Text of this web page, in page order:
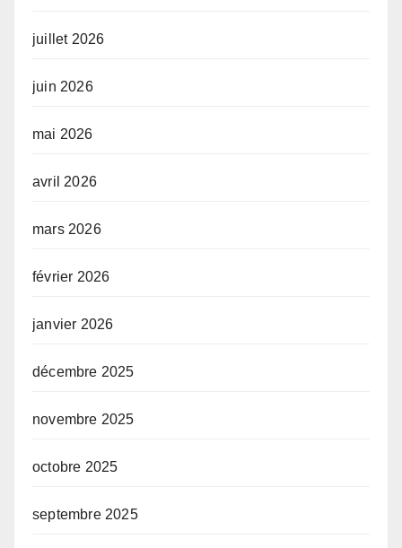
juillet 2026
juin 2026
mai 2026
avril 2026
mars 2026
février 2026
janvier 2026
décembre 2025
novembre 2025
octobre 2025
septembre 2025